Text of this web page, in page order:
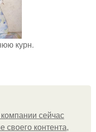
курн.
компании сейчас
своего контента,